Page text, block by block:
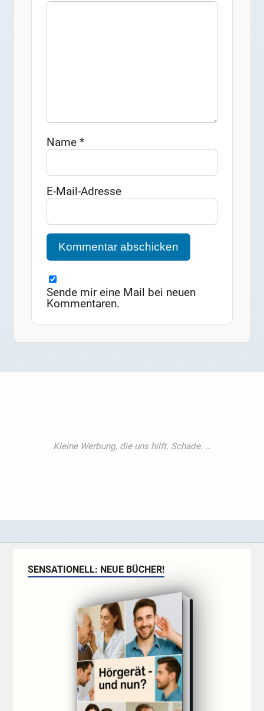
Name*
E-Mail-Adresse
Sende mir eine Mail bei neuen
Kommentaren.
SENSATIONELL: NEUE BÜCHER!